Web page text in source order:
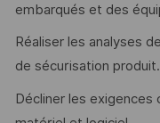
embarqués et des
Réaliser les analyses
de sécurisation produit.
Décliner les